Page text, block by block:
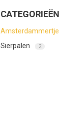
CATEGORIEËN
Sierpalen 2